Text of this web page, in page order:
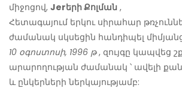
միջոցով, Jerերի Քոլման ,
Հետագայում երկու սիրահար
ժամանակ սկսեցին հանդիպել
10 օգոստոսի, 1996 թ, զույգը կապվեց
արարողության ժամանակ ՝ ավելի
և ընկերների ներկայությամբ: